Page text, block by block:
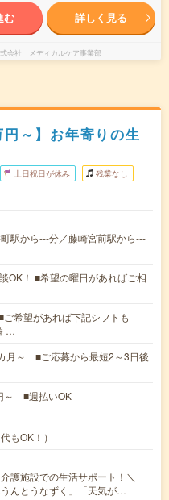
む 詳しく見る
会社 メディカルケア事業部
円～】お年寄りの生
土日祝日が休み 残業なし
駅から---分／藤崎宮前駅から---
OK！ ■希望の曜日があればご相
希望があれば下記シフトも
…
月～ ■ご応募から最短2～3日後
～ ■週払いOK
もOK！）
護施設での生活サポート！＼
うんとうなずく」「天気が…